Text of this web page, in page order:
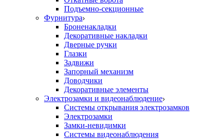
Подъемно-секционные
Фурнитура
Броненакладки
Декоративные накладки
Дверные ручки
Глазки
Задвижи
Запорный механизм
Доводчики
Декоративные элементы
Электрозамки и видеонаблюдение
Системы открывания электрозамков
Электрозамки
Замки-невидимки
Системы видеонаблюдения